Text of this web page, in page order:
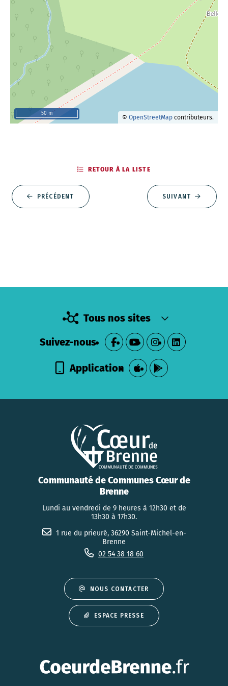
© OpenStreetMap contributeurs.
50 m
PRÉCÉDENT
RETOUR À LA LISTE
SUIVANT
Tous nos sites
Suivez-nous
Application
Communauté de Communes Cœur de
Brenne
Lundi au vendredi de 9 heures à 12h30 et de
13h30 à 17h30.
1 rue du prieuré, 36290 Saint-Michel-en-
Brenne
02 54 38 18 60
NOUS CONTACTER
ESPACE PRESSE